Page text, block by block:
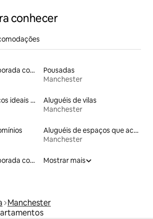
conhecer
Aluguéis por temporada com suítes privativas
Pousadas
Manchester
Aluguéis de espaços ideais para famílias
Aluguéis de vilas
Manchester
Aluguéis de espaços que aceitam animais de estimação
Manchester
Aluguéis por temporada com acesso à praia
Mostrar mais
Manchester